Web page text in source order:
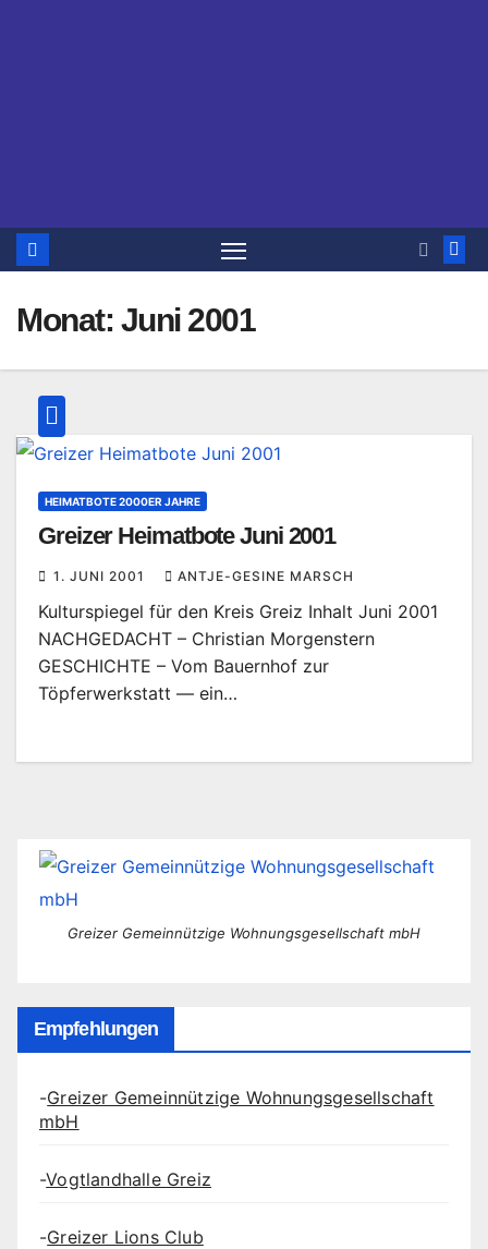
Monat: Juni 2001
HEIMATBOTE 2000ER JAHRE
Greizer Heimatbote Juni 2001
1. JUNI 2001 ANTJE-GESINE MARSCH
Kulturspiegel für den Kreis Greiz Inhalt Juni 2001
NACHGEDACHT – Christian Morgenstern
GESCHICHTE – Vom Bauernhof zur
Töpferwerkstatt — ein…
Greizer Gemeinnützige Wohnungsgesellschaft mbH
Empfehlungen
-Greizer Gemeinnützige Wohnungsgesellschaft
mbH
-Vogtlandhalle Greiz
-Greizer Lions Club